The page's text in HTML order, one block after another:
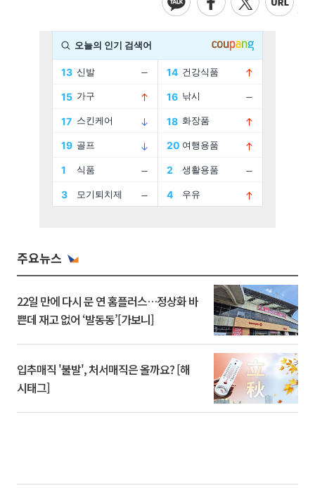
주요뉴스
22일 만에 다시 문 연 홈플러스…정상화 바
쁜데 재고 없어 ‘발동동’[가보니]
입추매직 '불발', 처서매직은 올까요? [해
시태그]